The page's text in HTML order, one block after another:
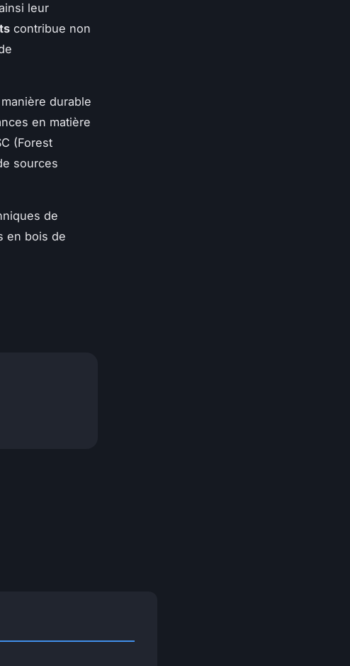
leur
contribue non
durable
en matière
(Forest
sources
de
en bois de